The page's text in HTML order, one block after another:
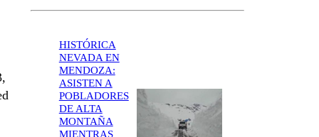
HISTÓRICA
NEVADA EN
MENDOZA:
ASISTEN A
POBLADORES
DE ALTA
MONTAÑA
MIENTRAS